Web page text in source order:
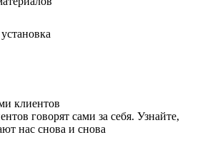
клиентов
говорят сами за себя. Узнайте,
нас снова и снова